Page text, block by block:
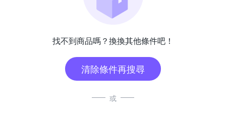
找不到商品嗎？換換其他條件吧！
清除條件再搜尋
或